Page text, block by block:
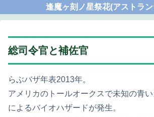
逢魔ヶ刻ノ星祭花(アストラ
総司令官と補佐官
らぶバザ年表2013年。
アメリカのトールオークスで未知の青
によるバイオハザードが発生。